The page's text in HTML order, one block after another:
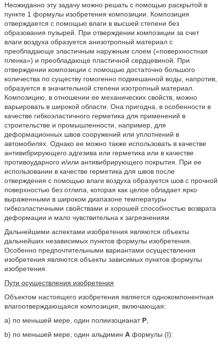
Неожиданно эту задачу можно решать с помощью раскрытой в
пункте 1 формулы изобретения композиции. Композиция
отверждается с помощью влаги в высшей степени без
образования пузырей. При отверждении композиции за счет
влаги воздуха образуется анизотропный материал с
преобладающе эластичным наружным слоем («поверхностная
пленка») и преобладающе пластичной сердцевиной. При
отверждении композиции с помощью достаточно большого
количества по существу гомогенно подмешанной воды, напротив,
образуется в значительной степени изотропный материал.
Композицию, в отношении ее механических свойств, можно
варьировать в широкой области. Она пригодна, в особенности в
качестве гибкоэластичного герметика для применений в
строительстве и промышленности, например, для
деформационных швов сооружений или уплотнений в
автомобилях. Однако ее можно также использовать в качестве
антивибрирующего адгезива или герметика или в качестве
противоударного и/или антивибрирующего покрытия. При ее
использовании в качестве герметика для швов после
отверждения с помощью влаги воздуха образуется шов с прочной
поверхностью без отлипа, которая как целое обладает ярко
выраженными в широком диапазоне температуры
гибкоэластичными свойствами и хорошей способностью возврата
деформации и мало чувствительна к загрязнениям.
Дальнейшими аспектами изобретения являются объекты
дальнейших независимых пунктов формулы изобретения.
Особенно предпочтительными вариантами осуществления
изобретения являются объекты зависимых пунктов формулы
изобретения.
Пути осуществления изобретения
Объектом настоящего изобретения является однокомпонентная
влагоотверждающаяся композиция, включающая:
а) по меньшей мере, один полиизоцианат Р,
b) по меньшей мере, один альдимин Аформулы (I):